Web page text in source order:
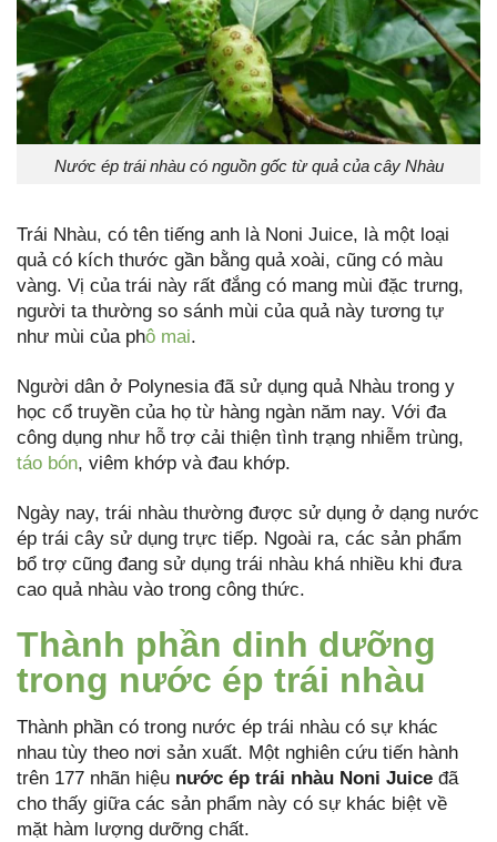
Nước ép trái nhàu có nguồn gốc từ quả của cây Nhàu
Trái Nhàu, có tên tiếng anh là Noni Juice, là một loại
quả có kích thước gần bằng quả xoài, cũng có màu
vàng. Vị của trái này rất đắng có mang mùi đặc trưng,
người ta thường so sánh mùi của quả này tương tự
như mùi của phô mai.
Người dân ở Polynesia đã sử dụng quả Nhàu trong y
học cổ truyền của họ từ hàng ngàn năm nay. Với đa
công dụng như hỗ trợ cải thiện tình trạng nhiễm trùng,
táo bón, viêm khớp và đau khớp.
Ngày nay, trái nhàu thường được sử dụng ở dạng nước
ép trái cây sử dụng trực tiếp. Ngoài ra, các sản phẩm
bổ trợ cũng đang sử dụng trái nhàu khá nhiều khi đưa
cao quả nhàu vào trong công thức.
Thành phần dinh dưỡng
trong nước ép trái nhàu
Thành phần có trong nước ép trái nhàu có sự khác
nhau tùy theo nơi sản xuất. Một nghiên cứu tiến hành
trên 177 nhãn hiệu nước ép trái nhàu Noni Juice đã
cho thấy giữa các sản phẩm này có sự khác biệt về
mặt hàm lượng dưỡng chất.